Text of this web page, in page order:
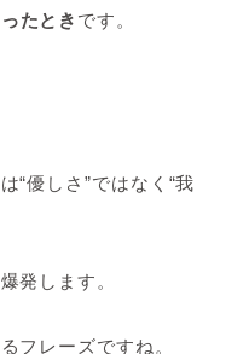
たとき です。
“優しさ”ではなく“我
発します。
フレーズですね。